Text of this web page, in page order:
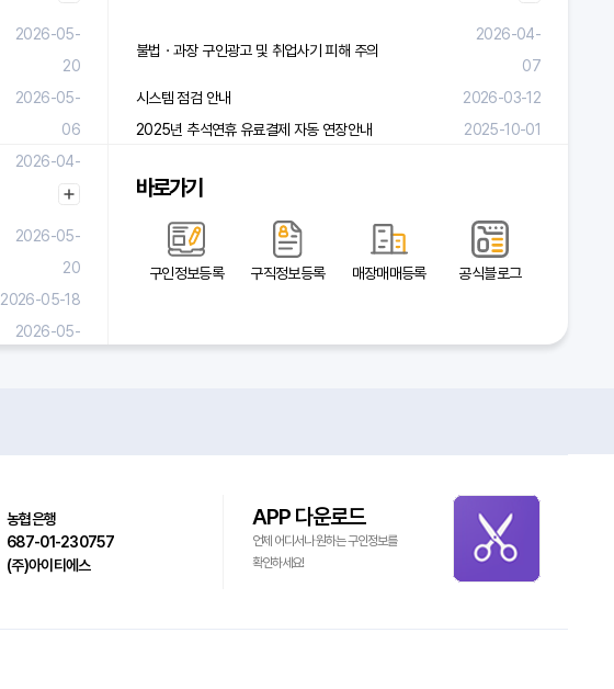
2026-05-
20
2026-05-
06
2026-04-
29
2026-05-
20
2026-05-18
2026-05-
불법ㆍ과장 구인광고 및 취업사기 피해 주의
2026-04-
07
시스템 점검 안내
2026-03-12
2025년 추석연휴 유료결제 자동 연장안내
2025-10-01
바로가기
구인정보등록 구직정보등록 매장매매등록 공식블로그
농협은행
687-01-230757
(주)아이티에스
APP 다운로드
언제 어디서나 원하는 구인정보를
확인하세요!